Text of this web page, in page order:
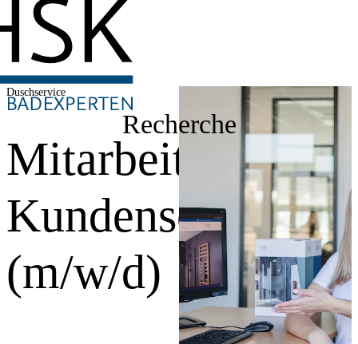
Recherche
Duschservice
Mitarbeiter
Kundenservice
(m/w/d)